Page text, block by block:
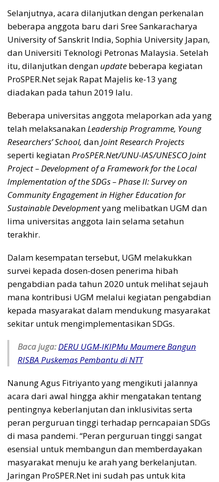
Selanjutnya, acara dilanjutkan dengan perkenalan
beberapa anggota baru dari Sree Sankaracharya
University of Sanskrit India, Sophia University Japan,
dan Universiti Teknologi Petronas Malaysia. Setelah
itu, dilanjutkan dengan update beberapa kegiatan
ProSPER.Net sejak Rapat Majelis ke-13 yang
diadakan pada tahun 2019 lalu.
Beberapa universitas anggota melaporkan ada yang
telah melaksanakanLeadership Programme, Young
Researchers’ School, danJoint Research Projects
seperti kegiatanProSPER.Net/UNU-IAS/UNESCO Joint
Project – Development of a Framework for the Local
Implementation of the SDGs – Phase II: Survey on
Community Engagement in Higher Education for
Sustainable Developmentyang melibatkan UGM dan
lima universitas anggota lain selama setahun
terakhir.
Dalam kesempatan tersebut, UGM melakukkan
survei kepada dosen-dosen penerima hibah
pengabdian pada tahun 2020 untuk melihat sejauh
mana kontribusi UGM melalui kegiatan pengabdian
kepada masyarakat dalam mendukung masyarakat
sekitar untuk mengimplementasikan SDGs.
Baca juga:DERU UGM-IKIPMu Maumere Bangun
RISBA Puskemas Pembantu di NTT
Nanung Agus Fitriyanto yang mengikuti jalannya
acara dari awal hingga akhir mengatakan tentang
pentingnya keberlanjutan dan inklusivitas serta
peran perguruan tinggi terhadap perncapaian SDGs
di masa pandemi. “Peran perguruan tinggi sangat
esensial untuk membangun dan memberdayakan
masyarakat menuju ke arah yang berkelanjutan.
Jaringan ProSPER.Net ini sudah pas untuk kita